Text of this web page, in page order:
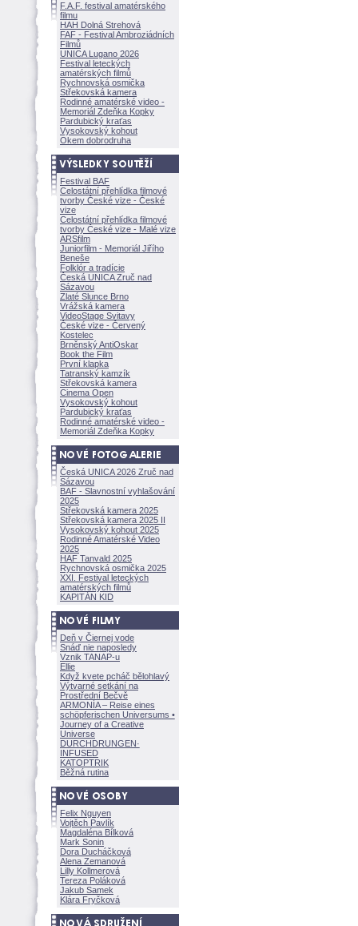
F.A.F. festival amatérského
filmu
HAH Dolná Strehov
FAF - Festival Ambroziádních
Filmů
UNICA Lugano 2026
Festival leteckých
amatérských filmů
Rychnovská osmička
Střekovská kamera
Rodinné amatérské video -
Memoriál Zdeňka Kopky
Pardubický kraťas
Vysokovský kohout
Okem dobrodruha
Festival BAF
Celostátní přehlídka filmové
tvorby České vize - České
vize
Celostátní přehlídka filmové
tvorby České vize - Malé vize
ARSfilm
Juniorfilm - Memoriál Jiřího
Beneše
Folklór a tradície
Česká UNICA Zruč nad
Sázavou
Zlaté Slunce Brno
Vrážská kamera
VideoStage Svitavy
České vize - Červený
Kostelec
Brněnský AntiOskar
Book the Film
První klapka
Tatranský kamzík
Střekovská kamera
Cinema Open
Vysokovský kohout
Pardubický kraťas
Rodinné amatérské video -
Memoriál Zdeňka Kopky
Česká UNICA 2026 Zruč nad
Sázavou
BAF - Slavnostní vyhlašování
2025
Střekovská kamera 2025
Střekovská kamera 2025 II
Vysokovský kohout 2025
Rodinné Amatérské Video
2025
HAF Tanvald 2025
Rychnovská osmička 2025
XXI. Festival leteckých
amatérských filmů
KAPITÁN KID
Deň v Čiernej vode
Snáď nie naposledy
Vznik TANAP-u
Ellie
Když kvete pcháč bělohlavý
Výtvarné setkání na
Prostřední Bečvě
ARMONÍA – Reise eines
schöpferischen Universums •
Journey of a Creative
Universe
DURCHDRUNGEN·
INFUSED
KATOPTRIK
Běžná rutina
Felix Nguyen
Vojtěch Pavlík
Magdaléna Bílkov
Mark Sonin
Dora Ducháčkov
Alena Zemanov
Lilly Kollmerov
Tereza Polákov
Jakub Samek
Klára Fryčkov